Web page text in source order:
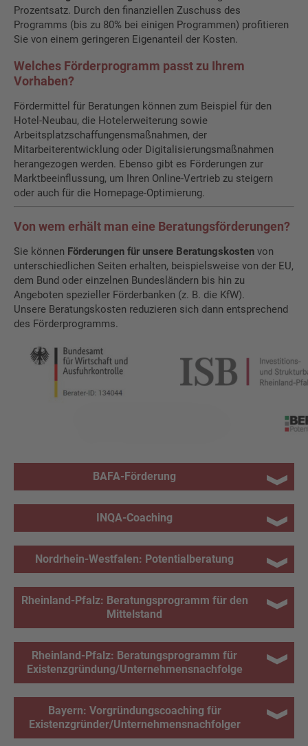
Prozentsatz. Durch den finanziellen Zuschuss des
Programms (bis zu 80% bei einigen Programmen) profitieren
Sie von einem geringeren Eigenanteil der Kosten.
Welches Förderprogramm passt zu Ihrem
Vorhaben?
Fördermittel für Beratungen können zum Beispiel für den
Hotel-Neubau, die Hotelerweiterung sowie
Arbeitsplatzschaffungensmaßnahmen, der
Mitarbeiterentwicklung oder Digitalisierungsmaßnahmen
herangezogen werden. Ebenso gibt es Förderungen zur
Marktbeeinflussung, um Ihren Online-Vertrieb zu steigern
oder auch für die Homepage-Optimierung.
Von wem erhält man eine Beratungsförderungen?
Sie können Förderungen für unsere Beratungskosten von
unterschiedlichen Seiten erhalten, beispielsweise von der EU,
dem Bund oder einzelnen Bundesländern bis hin zu
Angeboten spezieller Förderbanken (z. B. die KfW).
Unsere Beratungskosten reduzieren sich dann entsprechend
des Förderprogramms.
BAFA-Förderung
INQA-Coaching
Nordrhein-Westfalen: Potentialberatung
Rheinland-Pfalz: Beratungsprogramm für den
Mittelstand
Rheinland-Pfalz: Beratungsprogramm für
Existenzgründung/Unternehmensnachfolge
Bayern: Vorgründungscoaching für
Existenzgründer/Unternehmensnachfolger